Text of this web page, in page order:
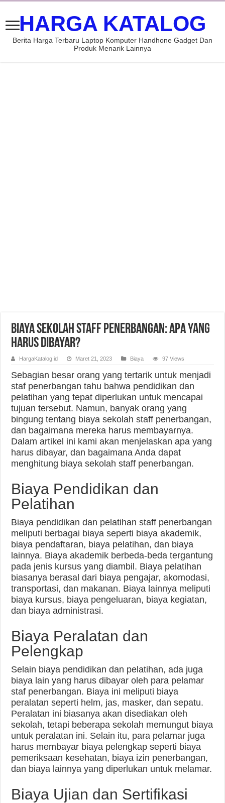
HARGA KATALOG
Berita Harga Terbaru Laptop Komputer Handhone Gadget Dan
Produk Menarik Lainnya
Biaya Sekolah Staff Penerbangan: Apa yang
Harus Dibayar?
HargaKatalog.id Maret 21, 2023 Biaya 97 Views
Sebagian besar orang yang tertarik untuk menjadi
staf penerbangan tahu bahwa pendidikan dan
pelatihan yang tepat diperlukan untuk mencapai
tujuan tersebut. Namun, banyak orang yang
bingung tentang biaya sekolah staff penerbangan,
dan bagaimana mereka harus membayarnya.
Dalam artikel ini kami akan menjelaskan apa yang
harus dibayar, dan bagaimana Anda dapat
menghitung biaya sekolah staff penerbangan.
Biaya Pendidikan dan
Pelatihan
Biaya pendidikan dan pelatihan staff penerbangan
meliputi berbagai biaya seperti biaya akademik,
biaya pendaftaran, biaya pelatihan, dan biaya
lainnya. Biaya akademik berbeda-beda tergantung
pada jenis kursus yang diambil. Biaya pelatihan
biasanya berasal dari biaya pengajar, akomodasi,
transportasi, dan makanan. Biaya lainnya meliputi
biaya kursus, biaya pengeluaran, biaya kegiatan,
dan biaya administrasi.
Biaya Peralatan dan
Pelengkap
Selain biaya pendidikan dan pelatihan, ada juga
biaya lain yang harus dibayar oleh para pelamar
staf penerbangan. Biaya ini meliputi biaya
peralatan seperti helm, jas, masker, dan sepatu.
Peralatan ini biasanya akan disediakan oleh
sekolah, tetapi beberapa sekolah memungut biaya
untuk peralatan ini. Selain itu, para pelamar juga
harus membayar biaya pelengkap seperti biaya
pemeriksaan kesehatan, biaya izin penerbangan,
dan biaya lainnya yang diperlukan untuk melamar.
Biaya Ujian dan Sertifikasi